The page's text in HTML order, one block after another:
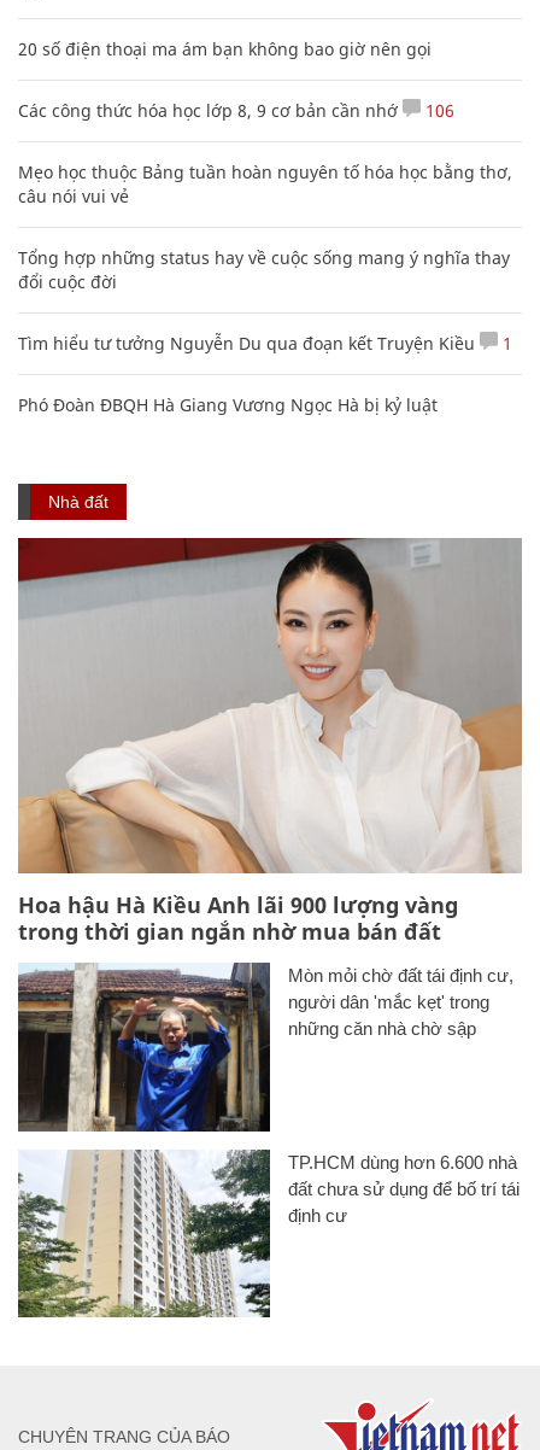
20 số điện thoại ma ám bạn không bao giờ nên gọi
Các công thức hóa học lớp 8, 9 cơ bản cần nhớ 106
Mẹo học thuộc Bảng tuần hoàn nguyên tố hóa học bằng thơ,
câu nói vui vẻ
Tổng hợp những status hay về cuộc sống mang ý nghĩa thay
đổi cuộc đời
Tìm hiểu tư tưởng Nguyễn Du qua đoạn kết Truyện Kiều 1
Phó Đoàn ĐBQH Hà Giang Vương Ngọc Hà bị kỷ luật
Nhà đất
Hoa hậu Hà Kiều Anh lãi 900 lượng vàng
trong thời gian ngắn nhờ mua bán đất
Mòn mỏi chờ đất tái định cư,
người dân 'mắc kẹt' trong
những căn nhà chờ sập
TP.HCM dùng hơn 6.600 nhà
đất chưa sử dụng để bố trí tái
định cư
CHUYÊN TRANG CỦA BÁO